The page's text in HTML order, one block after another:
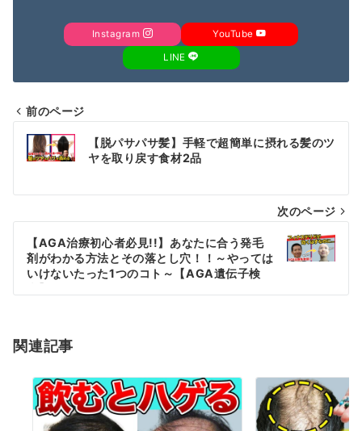
Instagram YouTube
LINE
投
稿
ナ
ビ
ー
シ
ン
前のページ
【脱パサパサ髪】手軽で超簡単に摂れる髪のツ
ヤを取り戻す食材2品
次のページ
【AGA治療初心者必見!!】あなたに合う発毛
剤がわかる方法とその落とし穴！！～やっては
いけないたった1つのコト～【AGA遺伝子検
関連記事